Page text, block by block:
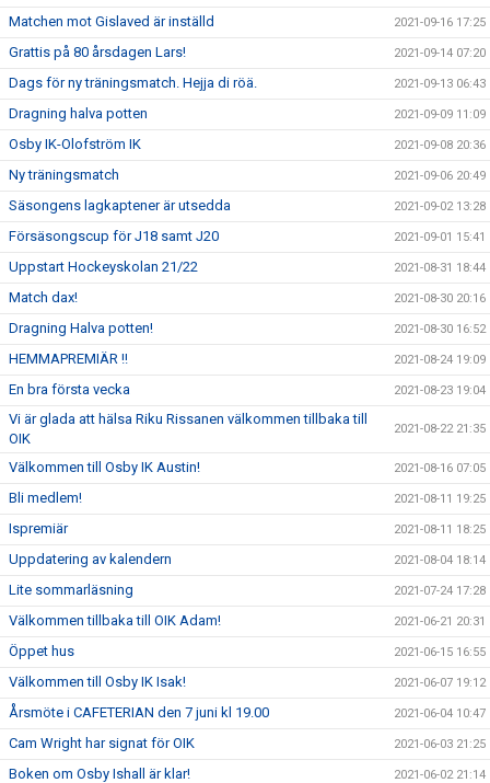
Matchen mot Gislaved är inställd 2021-09-16 17:25
Grattis på 80 årsdagen Lars! 2021-09-14 07:20
Dags för ny träningsmatch. Hejja di röä. 2021-09-13 06:43
Dragning halva potten 2021-09-09 11:09
Osby IK-Olofström IK 2021-09-08 20:36
Ny träningsmatch 2021-09-06 20:49
Säsongens lagkaptener är utsedda 2021-09-02 13:28
Försäsongscup för J18 samt J20 2021-09-01 15:41
Uppstart Hockeyskolan 21/22 2021-08-31 18:44
Match dax! 2021-08-30 20:16
Dragning Halva potten! 2021-08-30 16:52
HEMMAPREMIÄR !! 2021-08-24 19:09
En bra första vecka 2021-08-23 19:04
Vi är glada att hälsa Riku Rissanen välkommen tillbaka till
OIK
2021-08-22 21:35
Välkommen till Osby IK Austin! 2021-08-16 07:05
Bli medlem! 2021-08-11 19:25
Ispremiär 2021-08-11 18:25
Uppdatering av kalendern 2021-08-04 18:14
Lite sommarläsning 2021-07-24 17:28
Välkommen tillbaka till OIK Adam! 2021-06-21 20:31
Öppet hus 2021-06-15 16:55
Välkommen till Osby IK Isak! 2021-06-07 19:12
Årsmöte i CAFETERIAN den 7 juni kl 19.00 2021-06-04 10:47
Cam Wright har signat för OIK 2021-06-03 21:25
Boken om Osby Ishall är klar! 2021-06-02 21:14